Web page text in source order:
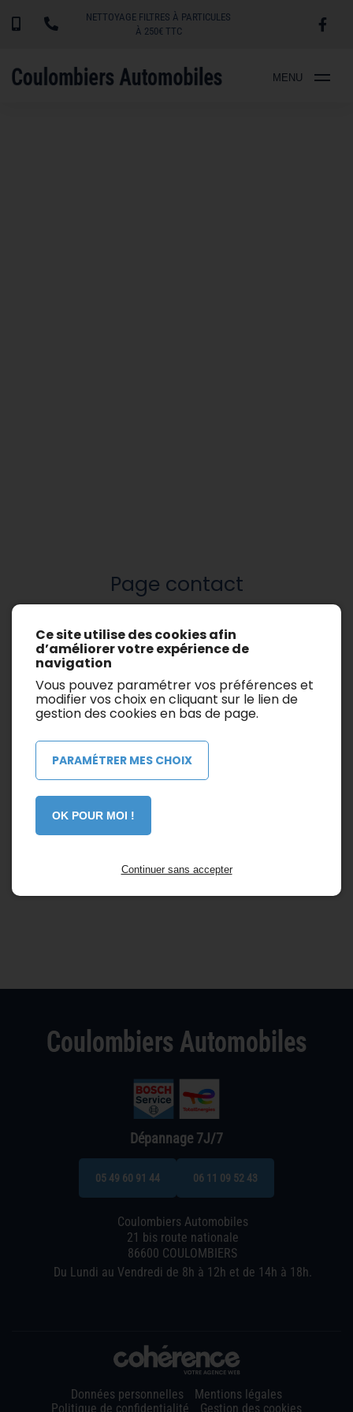
NETTOYAGE FILTRES À PARTICULES
À 250€ TTC
MENU
Page contact
Dépannage 7J/7
05 49 60 91 44 06 11 09 52 43
Coulombiers Automobiles
21 bis route nationale
86600 COULOMBIERS
Du Lundi au Vendredi de 8h à 12h et de 14h à 18h.
Données personnelles
Mentions légales
Politique de confidentialité
Gestion des cookies
Ce site utilise des cookies afin
d’améliorer votre expérience de
navigation
Vous pouvez paramétrer vos préférences et
modifier vos choix en cliquant sur le lien de
gestion des cookies en bas de page.
PARAMÉTRER MES CHOIX
OK POUR MOI !
Continuer sans accepter